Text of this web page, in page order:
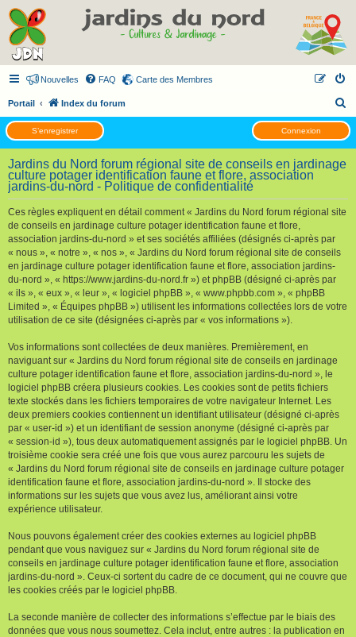
Nouvelles FAQ Carte des Membres
Portail Index du forum
e
c
r
S’enregistrer Connexion
Jardins du Nord forum régional site de conseils en jardinage
culture potager identification faune et flore, association
jardins-du-nord - Politique de confidentialité
Ces règles expliquent en détail comment « Jardins du Nord forum régional site
de conseils en jardinage culture potager identification faune et flore,
association jardins-du-nord » et ses sociétés affiliées (désignés ci-après par
« nous », « notre », « nos », « Jardins du Nord forum régional site de conseils
en jardinage culture potager identification faune et flore, association jardins-
du-nord », « https://www.jardins-du-nord.fr ») et phpBB (désigné ci-après par
« ils », « eux », « leur », « logiciel phpBB », « www.phpbb.com », « phpBB
Limited », « Équipes phpBB ») utilisent les informations collectées lors de votre
utilisation de ce site (désignées ci-après par « vos informations »).
Vos informations sont collectées de deux manières. Premièrement, en
naviguant sur « Jardins du Nord forum régional site de conseils en jardinage
culture potager identification faune et flore, association jardins-du-nord », le
logiciel phpBB créera plusieurs cookies. Les cookies sont de petits fichiers
texte stockés dans les fichiers temporaires de votre navigateur Internet. Les
deux premiers cookies contiennent un identifiant utilisateur (désigné ci-après
par « user-id ») et un identifiant de session anonyme (désigné ci-après par
« session-id »), tous deux automatiquement assignés par le logiciel phpBB. Un
troisième cookie sera créé une fois que vous aurez parcouru les sujets de
« Jardins du Nord forum régional site de conseils en jardinage culture potager
identification faune et flore, association jardins-du-nord ». Il stocke des
informations sur les sujets que vous avez lus, améliorant ainsi votre
expérience utilisateur.
Nous pouvons également créer des cookies externes au logiciel phpBB
pendant que vous naviguez sur « Jardins du Nord forum régional site de
conseils en jardinage culture potager identification faune et flore, association
jardins-du-nord ». Ceux-ci sortent du cadre de ce document, qui ne couvre que
les cookies créés par le logiciel phpBB.
La seconde manière de collecter des informations s’effectue par le biais des
données que vous nous soumettez. Cela inclut, entre autres : la publication en